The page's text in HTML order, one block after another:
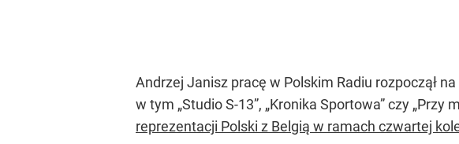
Andrzej Janisz pracę w Polskim Radiu rozpoczął
w tym „Studio S-13”, „Kronika Sportowa” czy
reprezentacji Polski z Belgią w ramach czwartej